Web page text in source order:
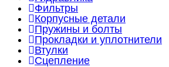
Фильтры
Корпусные детали
Пружины и болты
Прокладки и уплотнители
Втулки
Сцепление